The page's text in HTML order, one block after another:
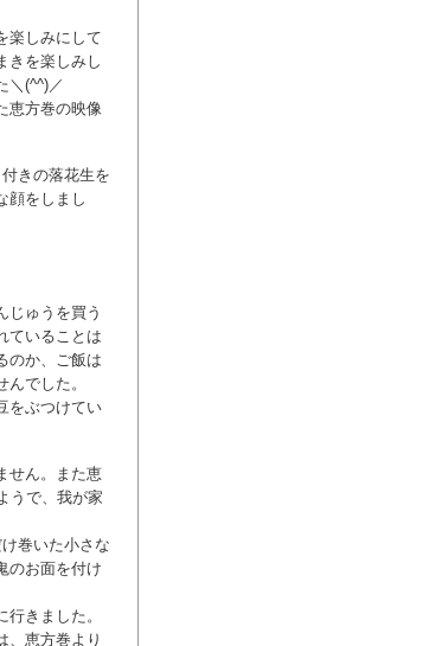
楽しみにして
きを楽しみし
＼(^^)／
恵方巻の映像
きの落花生を
顔をしまし
じゅうを買う
ていることは
のか、ご飯は
でした。
をぶつけてい
せん。また恵
うで、我が家
巻いた小さな
のお面を付け
きました。
、恵方巻より